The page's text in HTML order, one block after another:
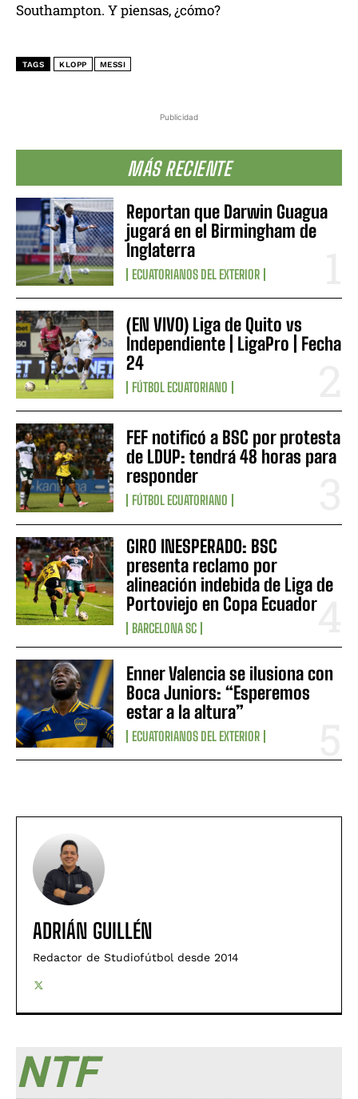
Publicidad
MÁS RECIENTE
Reportan que Darwin Guagua
jugará en el Birmingham de
Inglaterra
ECUATORIANOS DEL EXTERIOR
(EN VIVO) Liga de Quito vs
Independiente | LigaPro | Fecha
24
FÚTBOL ECUATORIANO
FEF notificó a BSC por protesta
de LDUP: tendrá 48 horas para
responder
FÚTBOL ECUATORIANO
GIRO INESPERADO: BSC
presenta reclamo por
alineación indebida de Liga de
Portoviejo en Copa Ecuador
BARCELONA SC
Enner Valencia se ilusiona con
Boca Juniors: “Esperemos
estar a la altura”
ECUATORIANOS DEL EXTERIOR
Southampton. Y piensas, ¿cómo?
TAGS KLOPP MESSI
ADRIÁN GUILLÉN
Redactor de Studiofútbol desde 2014
NTF